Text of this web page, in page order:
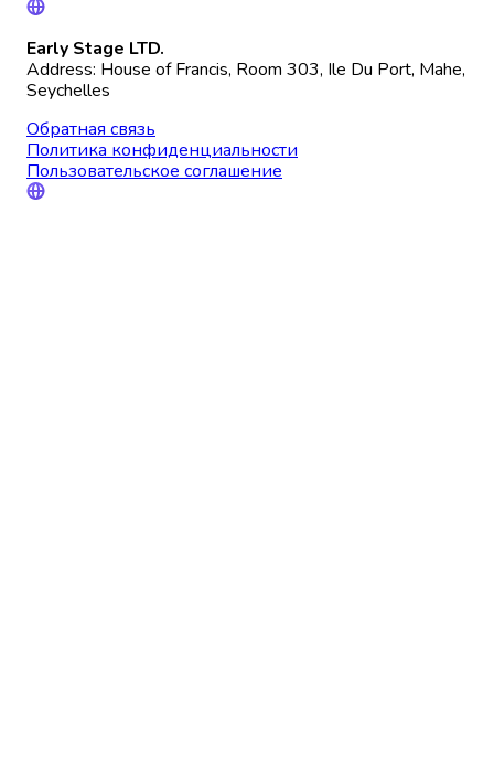
Early Stage LTD.
Address: House of Francis, Room 303, Ile Du Port, Mahe,
Seychelles
Обратная связь
Политика конфиденциальности
Пользовательское соглашение